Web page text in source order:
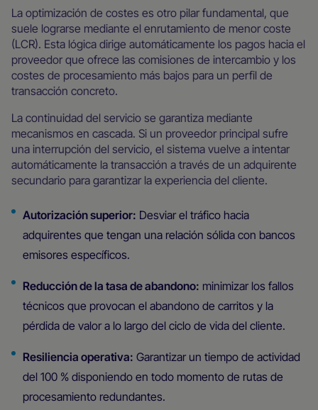
La optimización de costes es otro pilar fundamental, que
suele lograrse mediante el enrutamiento de menor coste
(LCR). Esta lógica dirige automáticamente los pagos hacia el
proveedor que ofrece las comisiones de intercambio y los
costes de procesamiento más bajos para un perfil de
transacción concreto.
La continuidad del servicio se garantiza mediante
mecanismos en cascada. Si un proveedor principal sufre
una interrupción del servicio, el sistema vuelve a intentar
automáticamente la transacción a través de un adquirente
secundario para garantizar la experiencia del cliente.
Autorización superior: Desviar el tráfico hacia
adquirentes que tengan una relación sólida con bancos
emisores específicos.
Reducción de la tasa de abandono: minimizar los fallos
técnicos que provocan el abandono de carritos y la
pérdida de valor a lo largo del ciclo de vida del cliente.
Resiliencia operativa: Garantizar un tiempo de actividad
del 100 % disponiendo en todo momento de rutas de
procesamiento redundantes.